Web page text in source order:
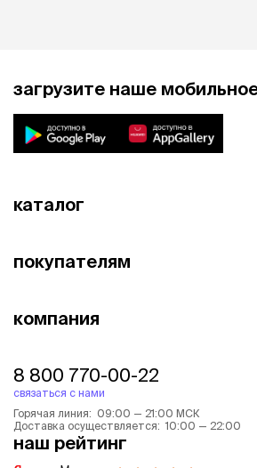
загрузите наше
каталог
покупателям
компания
8 800 770-00-22
связаться с нами
Горячая линия: 09:00 — 21:00 МСК
Доставка осуществляется: 10:00 — 22:00
наш рейтинг